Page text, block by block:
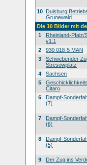
10 Duisburg
Grunewald
Die 10 Bilder mit
1
Rheinland-Pfalz/
v1.1
2
930 018-5 MAN
3
Schwebender
Stresowplatz
4
Sachsen
5
Citaro
6
Dampf-
(7)
7
Dampf-
(6)
8
Dampf-
(5)
9
Der Zug ins